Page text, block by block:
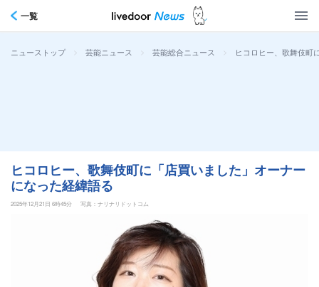
一覧
ニューストップ > 芸能ニュース > 芸能総合ニュース > ヒコロヒー、歌舞伎町
ヒコロヒー、歌舞伎町に「店買いました」オーナー
になった経緯語る
2025年12月21日 6時45分 写真：ナリナリドットコム